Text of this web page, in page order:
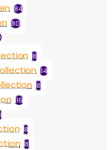
84
80
8
14
8
16
8
8